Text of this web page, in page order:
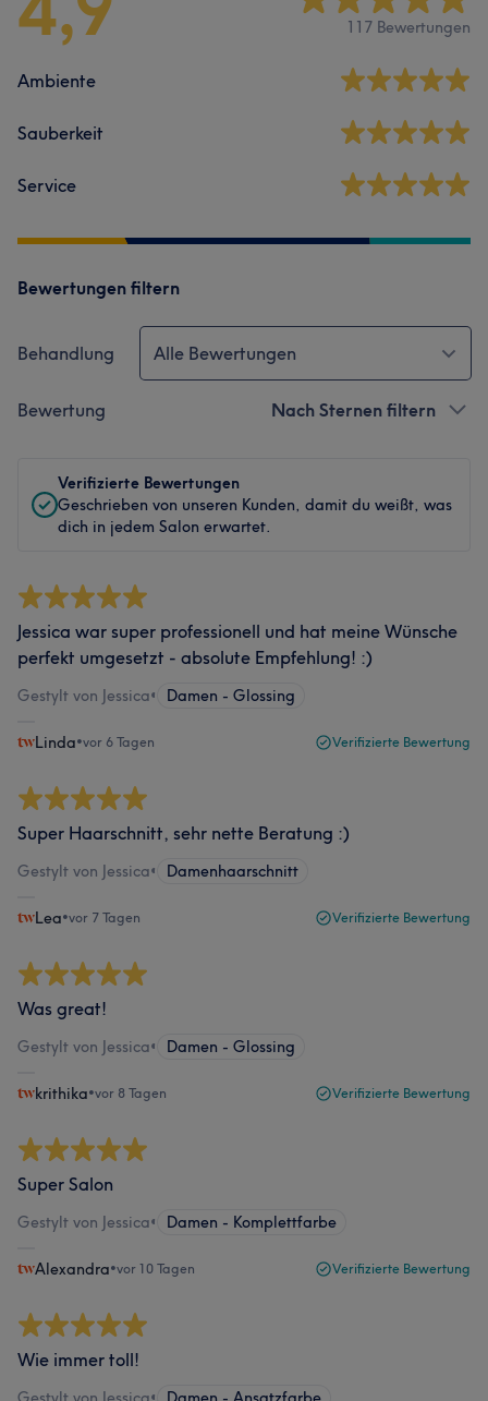
117 Bewertungen
Ambiente
Sauberkeit
Service
Bewertungen filtern
Behandlung Alle Bewertungen
Bewertung Nach Sternen filtern
Verifizierte Bewertungen
Geschrieben von unseren Kunden, damit du weißt, was
dich in jedem Salon erwartet.
Jessica war super professionell und hat meine Wünsche
perfekt umgesetzt - absolute Empfehlung! :)
Gestylt von Jessica• Damen - Glossing
Linda•vor 6 Tagen Verifizierte Bewertung
Super Haarschnitt, sehr nette Beratung :)
Gestylt von Jessica• Damenhaarschnitt
Lea•vor 7 Tagen Verifizierte Bewertung
Was great!
Gestylt von Jessica• Damen - Glossing
krithika•vor 8 Tagen Verifizierte Bewertung
Super Salon
Gestylt von Jessica• Damen - Komplettfarbe
Alexandra•vor 10 Tagen Verifizierte Bewertung
Wie immer toll!